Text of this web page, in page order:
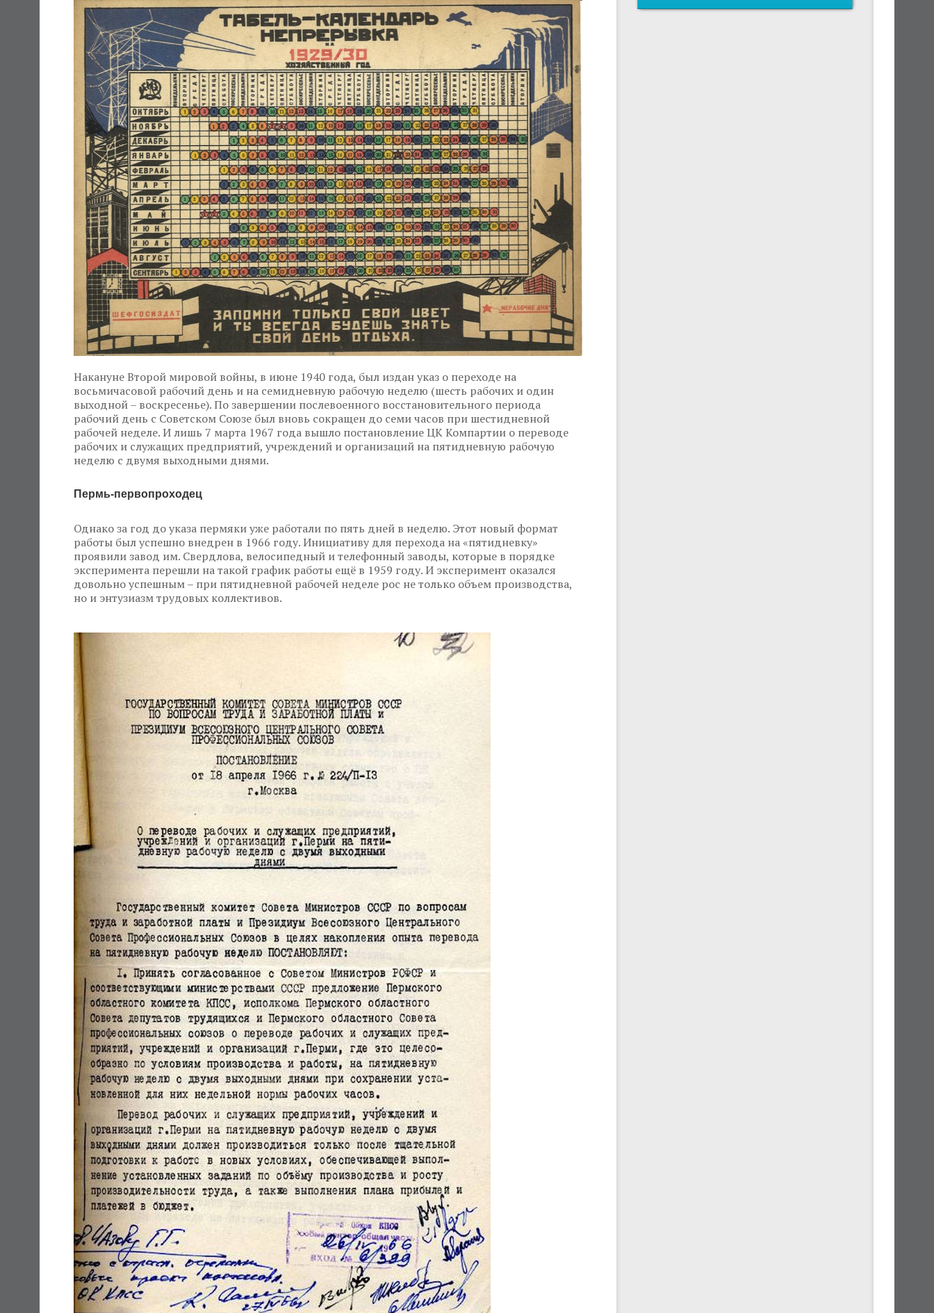
Накануне Второй мировой войны, в июне 1940 года, был издан указ о переходе на
восьмичасовой рабочий день и на семидневную рабочую неделю (шесть рабочих и один
выходной – воскресенье). По завершении послевоенного восстановительного периода
рабочий день с Советском Союзе был вновь сокращен до семи часов при шестидневной
рабочей неделе. И лишь 7 марта 1967 года вышло постановление ЦК Компартии о переводе
рабочих и служащих предприятий, учреждений и организаций на пятидневную рабочую
неделю с двумя выходными днями.
Пермь-первопроходец
Однако за год до указа пермяки уже работали по пять дней в неделю. Этот новый формат
работы был успешно внедрен в 1966 году. Инициативу для перехода на «пятидневку»
проявили завод им. Свердлова, велосипедный и телефонный заводы, которые в порядке
эксперимента перешли на такой график работы ещё в 1959 году. И эксперимент оказался
довольно успешным – при пятидневной рабочей неделе рос не только объем производства,
но и энтузиазм трудовых коллективов.